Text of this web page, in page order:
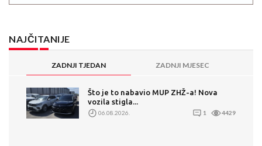
NAJČITANIJE
ZADNJI TJEDAN ZADNJI MJESEC
Što je to nabavio MUP ZHŽ-a! Nova
vozila stigla...
06.08.2026. 1 4429